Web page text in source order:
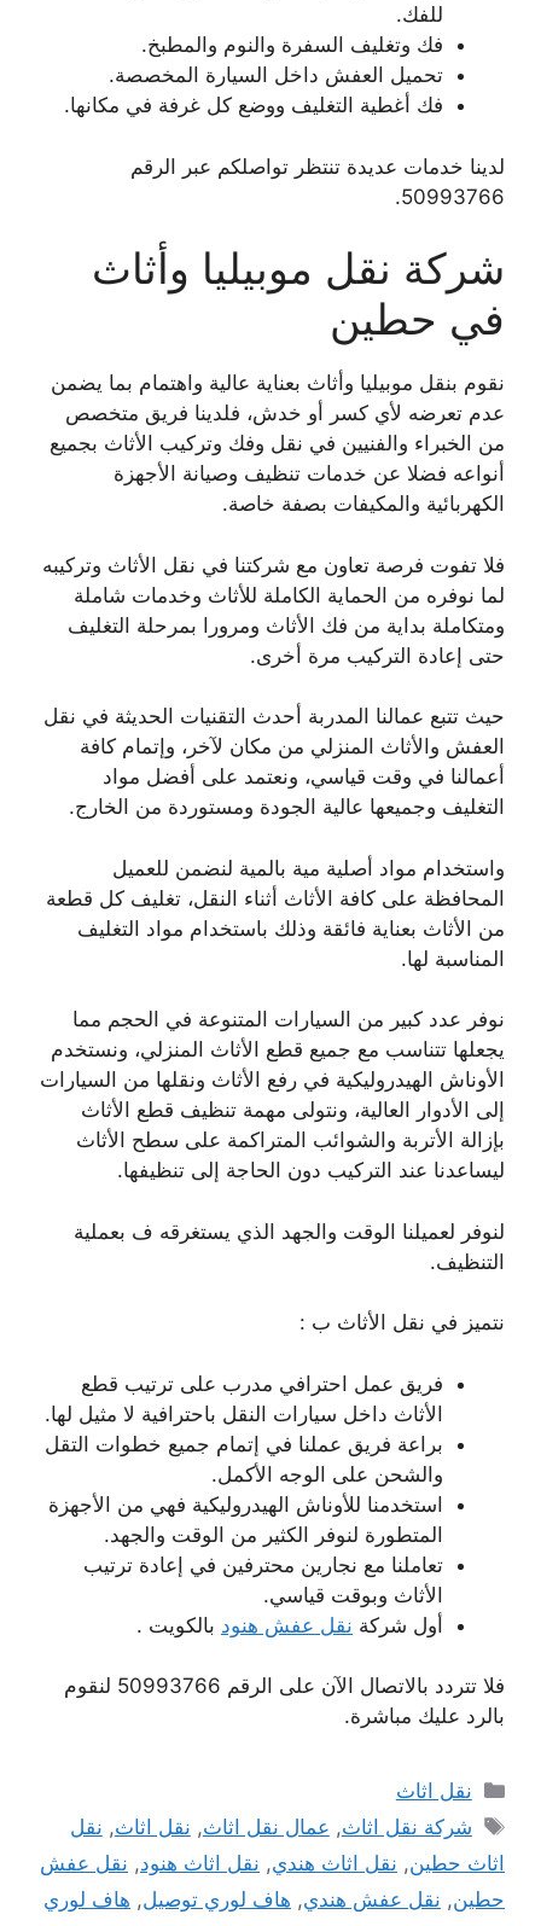
للفك.
فك وتغليف السفرة والنوم والمطبخ.
تحميل العفش داخل السيارة المخصصة.
فك أغطية التغليف ووضع كل غرفة في مكانها.
لدينا خدمات عديدة تنتظر تواصلكم عبر الرقم
50993766.
شركة نقل موبيليا وأثاث
في حطين
نقوم بنقل موبيليا وأثاث بعناية عالية واهتمام بما يضمن
عدم تعرضه لأي كسر أو خدش، فلدينا فريق متخصص
من الخبراء والفنيين في نقل وفك وتركيب الأثاث بجميع
أنواعه فضلا عن خدمات تنظيف وصيانة الأجهزة
الكهربائية والمكيفات بصفة خاصة.
فلا تفوت فرصة تعاون مع شركتنا في نقل الأثاث وتركيبه
لما نوفره من الحماية الكاملة للأثاث وخدمات شاملة
ومتكاملة بداية من فك الأثاث ومرورا بمرحلة التغليف
حتى إعادة التركيب مرة أخرى.
حيث تتبع عمالنا المدربة أحدث التقنيات الحديثة في نقل
العفش والأثاث المنزلي من مكان لآخر، وإتمام كافة
أعمالنا في وقت قياسي، ونعتمد على أفضل مواد
التغليف وجميعها عالية الجودة ومستوردة من الخارج.
واستخدام مواد أصلية مية بالمية لنضمن للعميل
المحافظة على كافة الأثاث أثناء النقل، تغليف كل قطعة
من الأثاث بعناية فائقة وذلك باستخدام مواد التغليف
المناسبة لها.
نوفر عدد كبير من السيارات المتنوعة في الحجم مما
يجعلها تتناسب مع جميع قطع الأثاث المنزلي، ونستخدم
الأوناش الهيدروليكية في رفع الأثاث ونقلها من السيارات
إلى الأدوار العالية، ونتولى مهمة تنظيف قطع الأثاث
بإزالة الأتربة والشوائب المتراكمة على سطح الأثاث
ليساعدنا عند التركيب دون الحاجة إلى تنظيفها.
لنوفر لعميلنا الوقت والجهد الذي يستغرقه ف بعملية
التنظيف.
نتميز في نقل الأثاث ب :
فريق عمل احترافي مدرب على ترتيب قطع
الأثاث داخل سيارات النقل باحترافية لا مثيل لها.
براعة فريق عملنا في إتمام جميع خطوات التقل
والشحن على الوجه الأكمل.
استخدمنا للأوناش الهيدروليكية فهي من الأجهزة
المتطورة لنوفر الكثير من الوقت والجهد.
تعاملنا مع نجارين محترفين في إعادة ترتيب
الأثاث وبوقت قياسي.
أول شركة نقل عفش هنود بالكويت .
فلا تتردد بالاتصال الآن على الرقم 50993766 لنقوم
بالرد عليك مباشرة.
التصنيفات
نقل اثاث
الوسوم
شركة نقل اثاث, عمال نقل اثاث, نقل اثاث, نقل
اثاث حطين, نقل اثاث هندي, نقل اثاث هنود, نقل عفش
حطين, نقل عفش هندي, هاف لوري توصيل, هاف لوري